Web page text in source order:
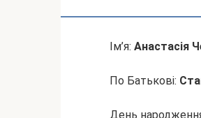
Ім’я: Анастасія
По Батькові:
День